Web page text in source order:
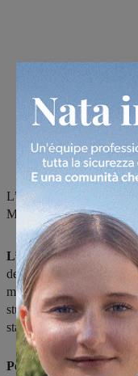
L’iniziativa si terrà
Marconi di San Giovanni
L’I.S.I.S. Valdarno tra
dell'iniziativa che che si
magna dell'IP Marconi
studenti che si sono
stato 2017.
Per sottolineare